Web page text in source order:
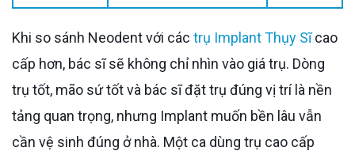
Khi so sánh Neodent với các trụ Implant Thụy Sĩcao
cấp hơn, bác sĩ sẽ không chỉ nhìn vào giá trụ. Dòng
trụ tốt, mão sứ tốt và bác sĩ đặt trụ đúng vị trí là nền
tảng quan trọng, nhưng Implant muốn bền lâu vẫn
cần vệ sinh đúng ở nhà. Một ca dùng trụ cao cấp